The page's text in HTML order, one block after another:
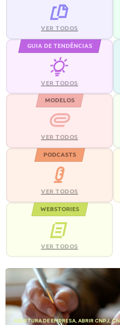
VER TODOS
GUIA DE TENDÊNCIAS
VER TODOS
MODELOS
VER TODOS
PODCASTS
VER TODOS
WEBSTORIES
VER TODOS
ABERTURA DE EMPRESA, ABRIR CNPJ,